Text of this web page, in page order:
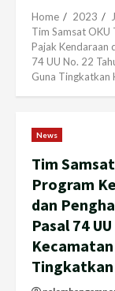
Home 2023
Tim Samsat OKU
Pajak Kendaraan
74 UU No. 22
Guna Tingkatkan
News
Tim
Program
dan
Pasal 74